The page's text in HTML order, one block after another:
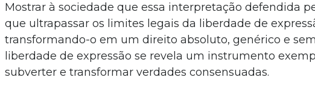
Mostrar à sociedade que essa interpretação defendida
que ultrapassar os limites legais da liberdade de
transformando-o em um direito absoluto, genérico e
liberdade de expressão se revela um instrumento
subverter e transformar verdades consensuadas.